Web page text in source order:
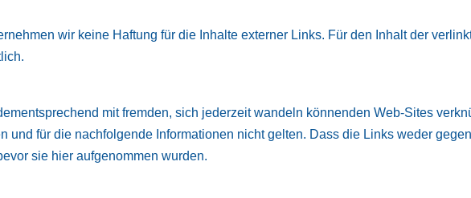
wir keine Haftung für die Inhalte externer Links. Für den Inhalt der
mit fremden, sich jederzeit wandeln könnenden Web-Sites
und für die nachfolgende Informationen nicht gelten. Dass die Links weder
sie hier aufgenommen wurden.